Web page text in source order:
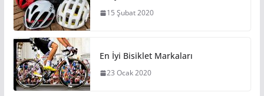
15 Şubat 2020
En İyi Bisiklet Markaları
23 Ocak 2020